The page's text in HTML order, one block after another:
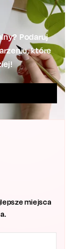
Podaruj
które
miejsca